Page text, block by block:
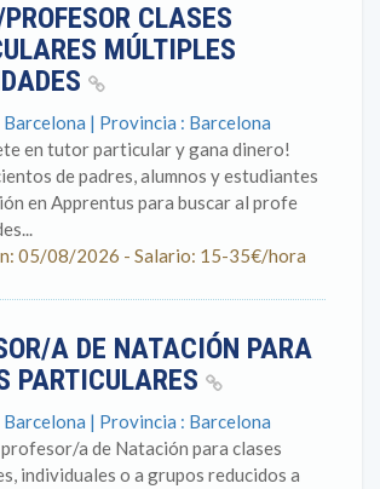
CLASES
MÚLTIPLES
| Provincia : Barcelona
en tutor particular y gana dinero!
de padres, alumnos y estudiantes
en Apprentus para buscar al profe
05/08/2026 - Salario: 15-35€/hora
A DE NATACIÓN PARA
PARTICULARES
| Provincia : Barcelona
profesor/a de Natación para clases
individuales o a grupos reducidos a